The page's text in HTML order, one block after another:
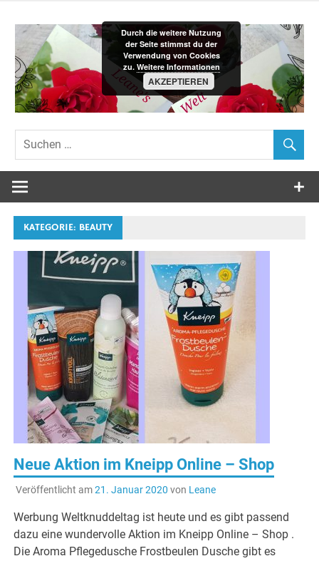
Inhalt
springen
Leane´s-
Welt
KATEGORIE: BEAUTY
Neue Aktion im Kneipp Online – Shop
Veröffentlicht am21. Januar 2020 von Leane
Werbung Weltknuddeltag ist heute und es gibt passend
dazu eine wundervolle Aktion im Kneipp Online – Shop .
Die Aroma Pflegedusche Frostbeulen Dusche gibt es
Durch die weitere Nutzung
der Seite stimmst du der
Verwendung von Cookies
zu. Weitere Informationen
AKZEPTIEREN